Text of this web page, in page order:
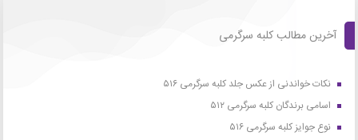
آخرین مطالب کلبه سرگرمی
نکات خواندنی از عکس جلد کلبه سرگرمی ۵۱۶
اسامی برندگان کلبه سرگرمی ۵۱۲
نوع جوایز کلبه سرگرمی ۵۱۶